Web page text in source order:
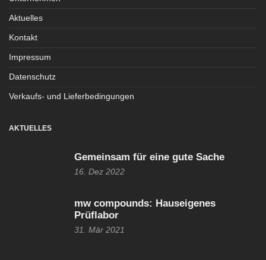
Aktuelles
Kontakt
Impressum
Datenschutz
Verkaufs- und Lieferbedingungen
AKTUELLES
Gemeinsam für eine gute Sache
16. Dez 2022
mw compounds: Hauseigenes
Prüflabor
31. Mär 2021